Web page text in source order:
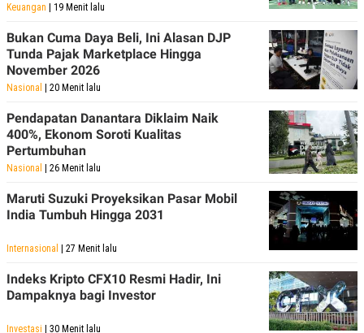
K
M
E
D
I
A
I
D
OF
USE
PEMBERITAAN
PRIVACY
POLICY
Keuangan | 19 Menit lalu
Bukan Cuma Daya Beli, Ini Alasan DJP
Tunda Pajak Marketplace Hingga
November 2026
Nasional | 20 Menit lalu
Pendapatan Danantara Diklaim Naik
400%, Ekonom Soroti Kualitas
Pertumbuhan
Nasional | 26 Menit lalu
Maruti Suzuki Proyeksikan Pasar Mobil
India Tumbuh Hingga 2031
Internasional | 27 Menit lalu
Indeks Kripto CFX10 Resmi Hadir, Ini
Dampaknya bagi Investor
Investasi | 30 Menit lalu